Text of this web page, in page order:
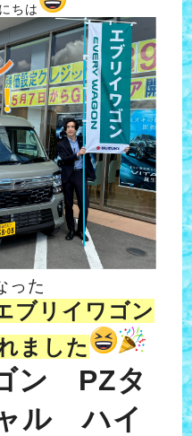
ちは
った
ブリイワゴン
ました
ン PZタ
ル ハイ